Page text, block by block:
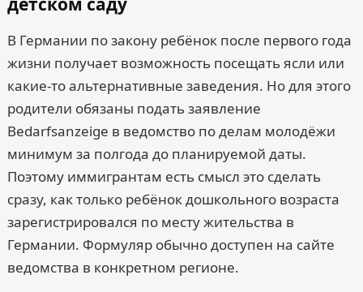
В Германии по закону ребёнок после первого года
жизни получает возможность посещать ясли или
какие-то альтернативные заведения. Но для этого
родители обязаны подать заявление
Bedarfsanzeige в ведомство по делам молодёжи
минимум за полгода до планируемой даты.
Поэтому иммигрантам есть смысл это сделать
сразу, как только ребёнок дошкольного возраста
зарегистрировался по месту жительства в
Германии. Формуляр обычно доступен на сайте
ведомства в конкретном регионе.